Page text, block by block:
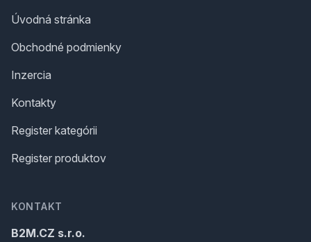
Úvodná stránka
Obchodné podmienky
Inzercia
Kontakty
Register kategórii
Register produktov
KONTAKT
B2M.CZ s.r.o.